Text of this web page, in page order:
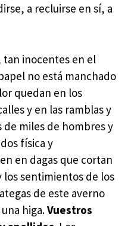
a recluirse en sí, a
tan inocentes en el
no está manchado
quedan en los
y en las ramblas y
de miles de hombres y
física y
en dagas que cortan
los sentimientos de los
de este averno
una higa.Vuestros